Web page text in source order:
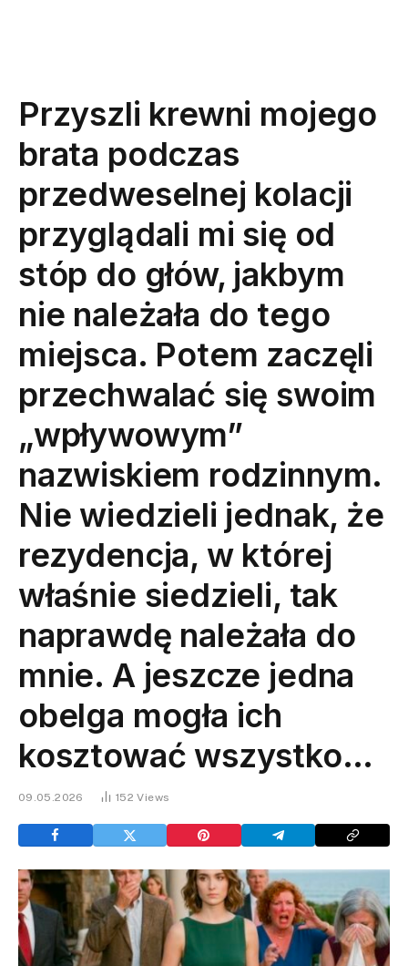
Przyszli krewni mojego
brata podczas
przedweselnej kolacji
przyglądali mi się od
stóp do głów, jakbym
nie należała do tego
miejsca. Potem zaczęli
przechwalać się swoim
„wpływowym”
nazwiskiem rodzinnym.
Nie wiedzieli jednak, że
rezydencja, w której
właśnie siedzieli, tak
naprawdę należała do
mnie. A jeszcze jedna
obelga mogła ich
kosztować wszystko…
09.05.2026 152Views